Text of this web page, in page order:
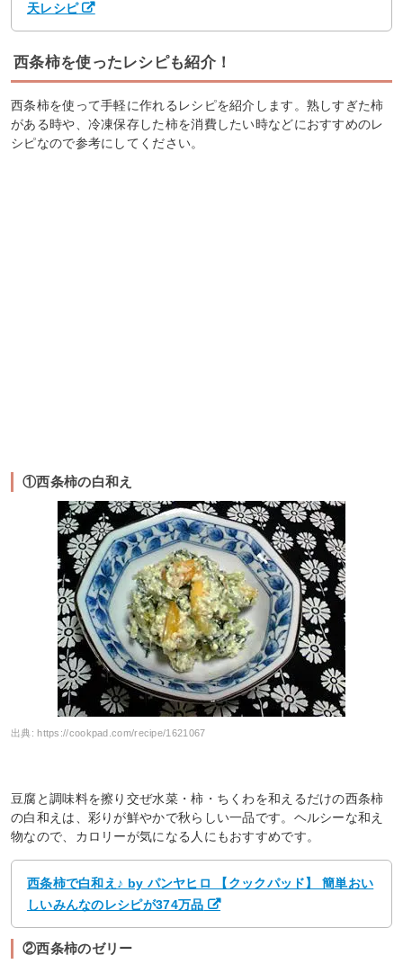
天レシピ
西条柿を使ったレシピも紹介！
西条柿を使って手軽に作れるレシピを紹介します。熟しすぎた柿
がある時や、冷凍保存した柿を消費したい時などにおすすめのレ
シピなので参考にしてください。
①西条柿の白和え
出典: https://cookpad.com/recipe/1621067
豆腐と調味料を擦り交ぜ水菜・柿・ちくわを和えるだけの西条柿
の白和えは、彩りが鮮やかで秋らしい一品です。ヘルシーな和え
物なので、カロリーが気になる人にもおすすめです。
西条柿で白和え♪ by パンヤヒロ 【クックパッド】 簡単おい
しいみんなのレシピが374万品
②西条柿のゼリー